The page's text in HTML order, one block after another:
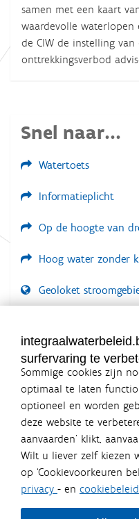
samen met een kaart
waardevolle
de CIW de instelling
onttrekkingsverbod
Snel naar...
Watertoets
Informatieplicht
Op de hoogte van
Hoog water zonder
Geoloket
LOGIN VEREIST
surfervaring te
Sommige cookies zijn
optimaal te laten
optioneel en worden
deze website te
aanvaarden’ klikt,
Wilt u liever zelf kiezen
op ‘Cookievoorkeuren
privacy - en cookiebeleid
officiële website van
overheid
uitgegeven door
Waterbeleid
De Coördinatiecommissie
bestuursniveaus die bij het